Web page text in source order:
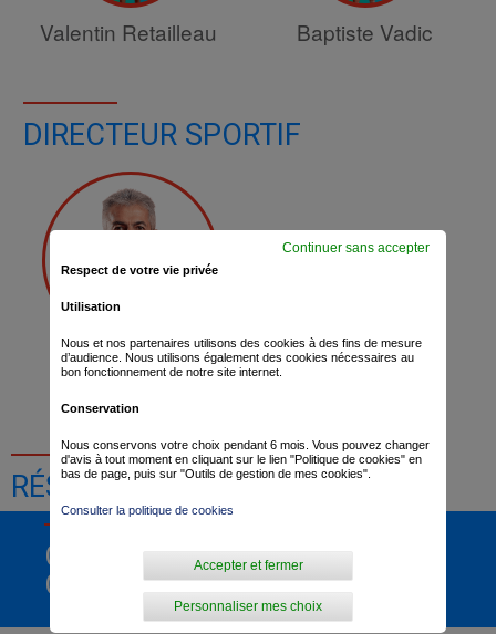
Valentin Retailleau Baptiste Vadic
DIRECTEUR SPORTIF
Dominique Arnould
RÉSULTATS DE LA COURSE
CLASSEMENT
GÉNÉRAL
Respect de votre vie privée
Utilisation
Nous et nos partenaires utilisons des cookies à des fins de mesure
d’audience. Nous utilisons également des cookies nécessaires au
bon fonctionnement de notre site internet.
Conservation
Nous conservons votre choix pendant 6 mois. Vous pouvez changer
d'avis à tout moment en cliquant sur le lien "Politique de cookies" en
bas de page, puis sur "Outils de gestion de mes cookies".
Consulter la politique de cookies
Personnaliser mes choix
Accepter et fermer
Continuer sans accepter